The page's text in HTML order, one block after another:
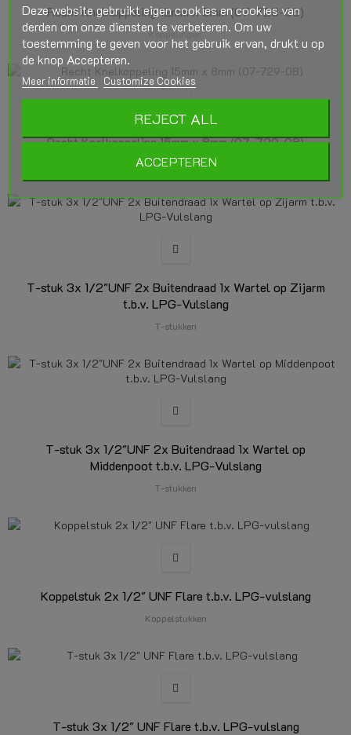
Recht Knelkoppeling 12mm x 8mm (07-728-08)
Koppelingen
Recht Knelkoppeling 15mm x 8mm (07-729-08)
Koppelingen
T-stuk 3x 1/2"UNF 2x Buitendraad 1x Wartel op Zijarm
t.b.v. LPG-Vulslang
T-stukken
T-stuk 3x 1/2"UNF 2x Buitendraad 1x Wartel op
Middenpoot t.b.v. LPG-Vulslang
T-stukken
Koppelstuk 2x 1/2" UNF Flare t.b.v. LPG-vulslang
Koppelstukken
T-stuk 3x 1/2" UNF Flare t.b.v. LPG-vulslang
Deze website gebruikt eigen cookies en cookies van
derden om onze diensten te verbeteren. Om uw
toestemming te geven voor het gebruik ervan, drukt u op
de knop Accepteren.
Meer informatie Customize Cookies
REJECT ALL
ACCEPTEREN